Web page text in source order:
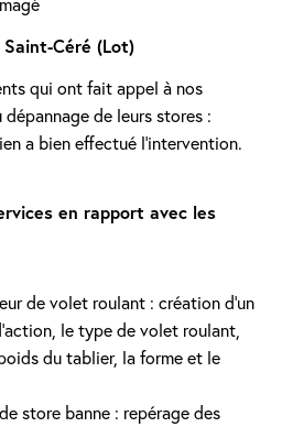
Céré (Lot)
qui ont fait appel à nos
de leurs stores :
a bien effectué l’intervention.
en rapport avec les
de volet roulant : création d'un
le type de volet roulant,
du tablier, la forme et le
store banne : repérage des